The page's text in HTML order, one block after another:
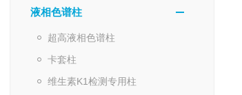
液相色谱柱
超高液相色谱柱
卡套柱
维生素K1检测专用柱